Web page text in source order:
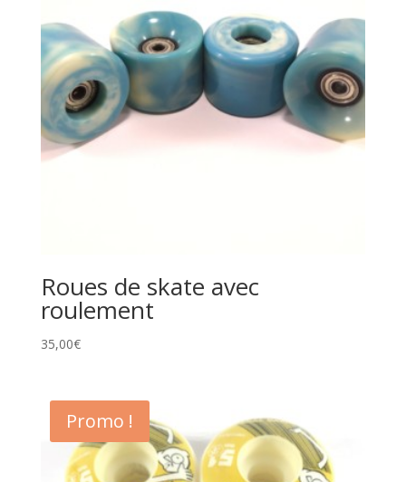
Roues de skate avec
roulement
35,00€
Promo !